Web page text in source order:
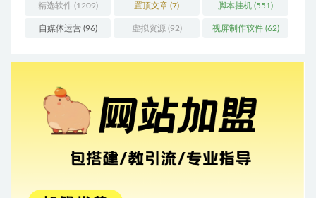
精选软件(1209) 置顶文章 (7) 脚本挂机 (551)
自媒体运营(96) 虚拟资源 (92) 视屏制作软件(62)